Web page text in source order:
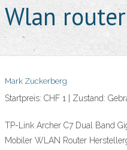
Wlan
Mark Zuckerberg
Startpreis: CHF 1 | Zustand:
TP-Link Archer C7 Dual Band
Mobiler WLAN Router